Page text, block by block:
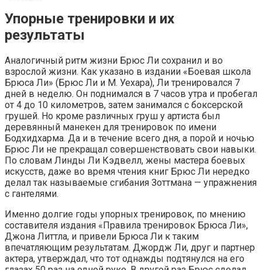
Упорные тренировки и их
результаты
Аналогичный ритм жизни Брюс Ли сохранил и во
взрослой жизни. Как указано в издании «Боевая школа
Брюса Ли» (Брюс Ли и М. Уехара), Ли тренировался 7
дней в неделю. Он поднимался в 7 часов утра и пробегал
от 4 до 10 километров, затем занимался с боксерской
грушей. Но кроме различных груш у артиста был
деревянный манекен для тренировок по имени
Бодхидхарма. Да и в течение всего дня, а порой и ночью
Брюс Ли не прекращал совершенствовать свои навыки.
По словам Линды Ли Кэдвелл, жены мастера боевых
искусств, даже во время чтения книг Брюс Ли нередко
делал так называемые сгибания Зоттмана — упражнения
с гантелями.
Именно долгие годы упорных тренировок, по мнению
составителя издания «Правила тренировок Брюса Ли»,
Джона Литтла, и привели Брюса Ли к таким
впечатляющим результатам. Джордж Ли, друг и партнер
актера, утверждал, что тот однажды подтянулся на его